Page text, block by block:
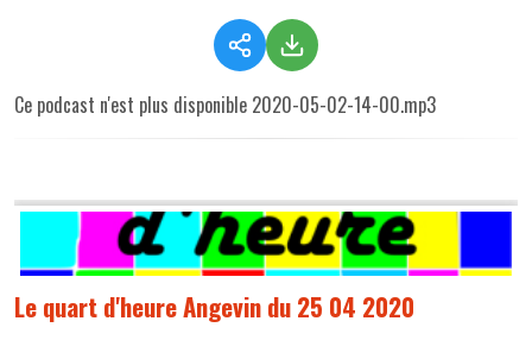
Ce podcast n'est plus disponible 2020-05-02-14-00.mp3
Le quart d'heure Angevin du 25 04 2020